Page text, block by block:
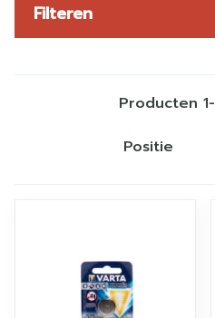
Filteren
Producten 1-
Sorteer op: